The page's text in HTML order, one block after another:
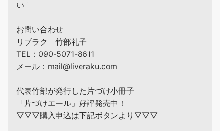
い！
お問い合わせ
リブラク 竹部礼子
TEL：090-5071-8611
メール：mail@liveraku.com
代表竹部が発行した片づけ小冊子
「片づけエール」好評発売中！
▽▽▽購入申込は下記ボタンより▽▽▽